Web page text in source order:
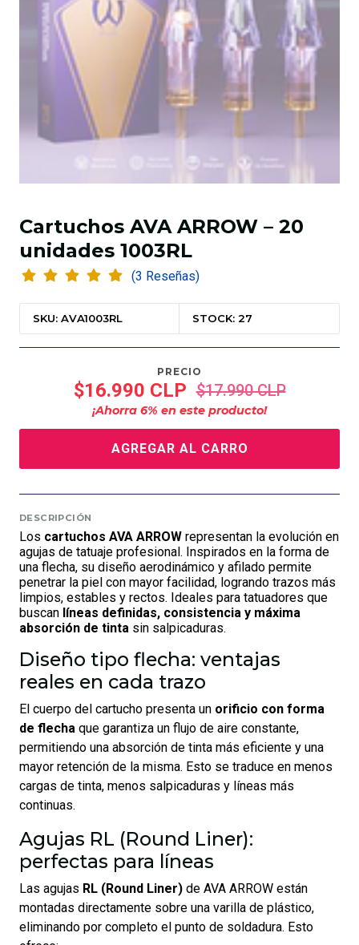
Cartuchos AVA ARROW – 20
unidades 1003RL
(3 Reseñas)
SKU: AVA1003RL STOCK: 27
PRECIO
$16.990 CLP $17.990 CLP
¡Ahorra 6% en este producto!
AGREGAR AL CARRO
DESCRIPCIÓN
Los cartuchos AVA ARROW representan la evolución en
agujas de tatuaje profesional. Inspirados en la forma de
una flecha, su diseño aerodinámico y afilado permite
penetrar la piel con mayor facilidad, logrando trazos más
limpios, estables y rectos. Ideales para tatuadores que
buscan líneas definidas, consistencia y máxima
absorción de tinta sin salpicaduras.
Diseño tipo flecha: ventajas
reales en cada trazo
El cuerpo del cartucho presenta un orificio con forma
de flecha que garantiza un flujo de aire constante,
permitiendo una absorción de tinta más eficiente y una
mayor retención de la misma. Esto se traduce en menos
cargas de tinta, menos salpicaduras y líneas más
continuas.
Agujas RL (Round Liner):
perfectas para líneas
Las agujas RL (Round Liner) de AVA ARROW están
montadas directamente sobre una varilla de plástico,
eliminando por completo el punto de soldadura. Esto